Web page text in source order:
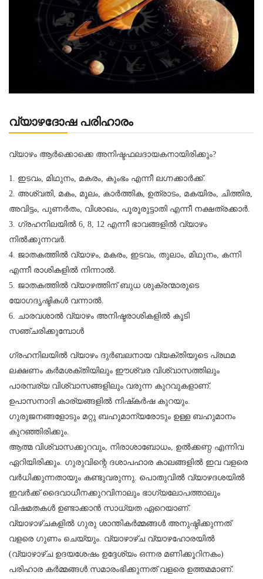
വ്യാഴദോഷ പരിഹാരം
വ്യാഴം ആര്‍ക്കൊക്കെ അനിഷ്ടഫലദായകനായിരിക്കും?
1. ഇടവം, മിഥുനം, മകരം, കുംഭം എന്നീ ലഗ്നക്കാര്‍ക്ക്.
2. അശ്വതി, മകം, മൂലം, കാര്‍ത്തിക, ഉത്രാടം, മകയിരം, ചിത്തിര,
അവിട്ടം, പുണര്‍തം, വിശാഖം, പൂരൂരുട്ടാതി എന്നീ നക്ഷത്രക്കാര്‍.
3. ഗ്രഹനിലയില്‍ 6, 8, 12 എന്നീ ഭാവങ്ങളില്‍ വ്യാഴം
നില്‍ക്കുന്നവര്‍.
4. ജാതകത്തില്‍ വ്യാഴം, മകരം, ഇടവം, തുലാം, മിഥുനം, കന്നി
എന്നീ രാശികളില്‍ നിന്നാല്‍.
5. ജാതകത്തില്‍ വ്യാഴത്തിന് ബുധ ശുക്രന്മാരുടെ
യോഗദൃഷ്ടികള്‍ വന്നാല്‍.
6. ചാരവശാല്‍ വ്യാഴം അനിഷ്ടരാശികളില്‍ കൂടി
സഞ്ചരിക്കുമ്പോള്‍
ഗ്രഹനിലയില്‍ വ്യാഴം ദുര്‍ബലനായ വ്യക്തിയുടെ പ്രഥമ
ലക്ഷണം കര്‍മശക്തിയിലും ഈശ്വര വിശ്വാസത്തിലും
പാരമ്പര്യ വിശ്വാസങ്ങളിലും വരുന്ന കുറവുകളാണ്.
ഉപാസനാദി കാര്യങ്ങളില്‍ നിഷ്‌കര്‍ഷ കുറയും.
ഗുരുജനങ്ങളോടും മറ്റു ബഹുമാന്യരോടും ഉള്ള ബഹുമാനം
കുറഞ്ഞിരിക്കും.
ആത്മ വിശ്വാസക്കുറവും, നിരാശാബോധം, ഉല്‍ക്കണ്ഠ എന്നിവ
ഏറിയിരിക്കും. ഗുരുവിന്റെ ദശാപഹാര കാലങ്ങളില്‍ ഇവ വളരെ
വര്‍ധിക്കുന്നതായും കണ്ടുവരുന്നു. പൊതുവില്‍ വ്യാഴദശയില്‍
ഇവര്‍ക്ക് ദൈവാധീനക്കുറവിനാലും ഭാഗ്യലോപത്താലും
വിഷമതകള്‍ ഉണ്ടാക്കാന്‍ സാധ്യത ഏറെയാണ്.
വ്യാഴാഴ്ചകളില്‍ ഗുരു ശാന്തികര്‍മ്മങ്ങള്‍ അനുഷ്ഠിക്കുന്നത്
വളരെ ഗുണം ചെയ്യും. വ്യാഴാഴ്ച വ്യാഴഹോരയില്‍
(വ്യാഴാഴ്ച ഉദയശേഷം ഉദ്ദേശ്യം ഒന്നര മണിക്കൂറിനകം)
പരിഹാര കര്‍മ്മങ്ങള്‍ സമാരംഭിക്കുന്നത് വളരെ ഉത്തമമാണ്.